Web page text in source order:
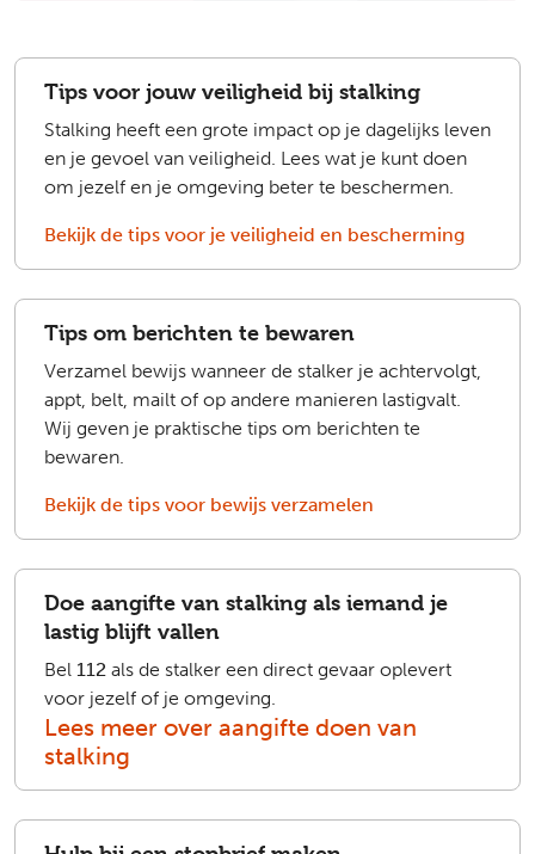
Tips voor jouw veiligheid bij stalking
Stalking heeft een grote impact op je dagelijks leven
en je gevoel van veiligheid. Lees wat je kunt doen
om jezelf en je omgeving beter te beschermen.
Bekijk de tips voor je veiligheid en bescherming
Tips om berichten te bewaren
Verzamel bewijs wanneer de stalker je achtervolgt,
appt, belt, mailt of op andere manieren lastigvalt.
Wij geven je praktische tips om berichten te
bewaren.
Bekijk de tips voor bewijs verzamelen
Doe aangifte van stalking als iemand je
lastig blijft vallen
Bel 112 als de stalker een direct gevaar oplevert
voor jezelf of je omgeving.
Lees meer over aangifte doen van
stalking